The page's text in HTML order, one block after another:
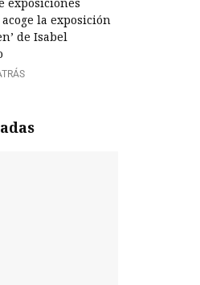
exposiciones
la exposición
de Isabel